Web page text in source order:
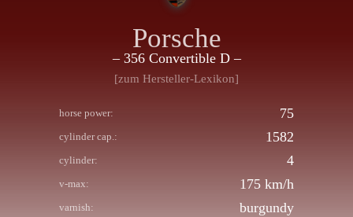
Porsche
– 356 Convertible D –
[zum Hersteller-Lexikon]
horse power: 75
cylinder cap.: 1582
cylinder: 4
v-max: 175 km/h
varnish: burgundy